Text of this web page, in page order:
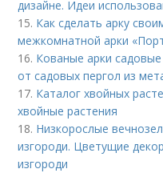
дизайне. Идеи
15. Как сделать арку
межкомнатной арки
16. Кованые арки
от садовых пергол из
17. Каталог хвойных
хвойные растения
18. Низкорослые
изгороди. Цветущие
изгороди